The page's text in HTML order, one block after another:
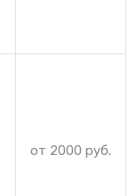
от 2000 руб.